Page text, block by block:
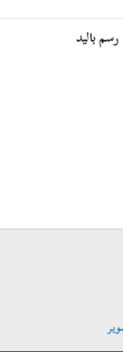
باليد